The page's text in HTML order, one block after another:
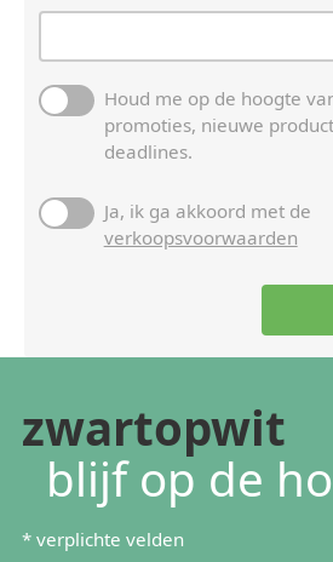
Houd me op de hoogte
promoties, nieuwe
deadlines.
Ja, ik ga akkoord met de
verkoopsvoorwaarden
zwartopwit
blijf op de
* verplichte velden